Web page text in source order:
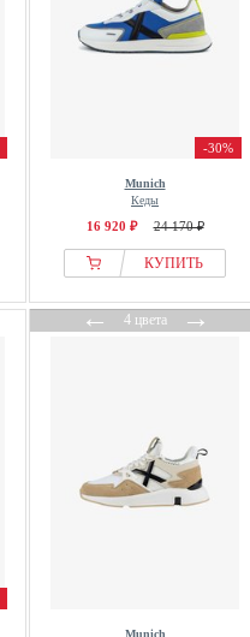
-30%
Munich
Кеды
16 920 ₽ 24 170 ₽
КУПИТЬ
←4 цвета→
Munich